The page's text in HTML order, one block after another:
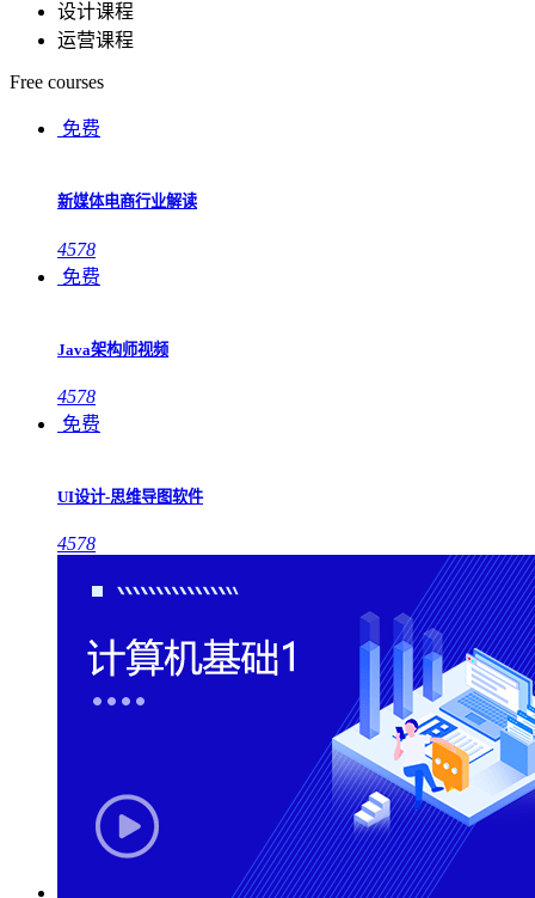
设计课程
运营课程
Free courses
免费
新媒体电商行业解读
4578
免费
Java架构师视频
4578
免费
UI设计-思维导图软件
4578